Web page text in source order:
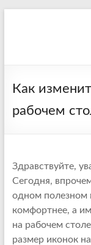
Как
рабочем
Здравствуйте,
Сегодня,
одном полезном
комфортнее, а
на рабочем
размер иконок